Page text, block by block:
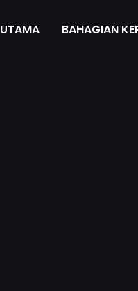
UTAMA BAHAGIAN